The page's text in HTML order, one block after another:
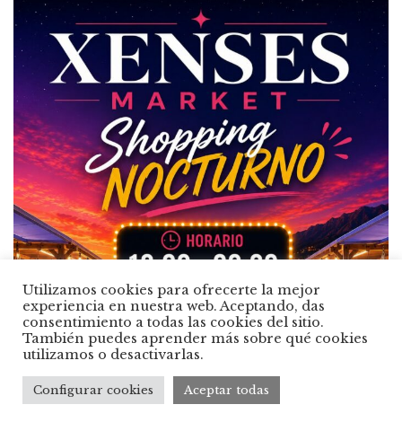
Utilizamos cookies para ofrecerte la mejor
experiencia en nuestra web. Aceptando, das
consentimiento a todas las cookies del sitio.
También puedes aprender más sobre qué cookies
utilizamos o desactivarlas.
Configurar cookies Aceptar todas